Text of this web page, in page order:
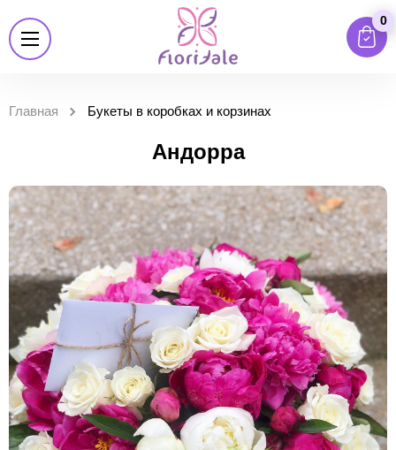
0
Главная Букеты в коробках и корзинах
Андорра